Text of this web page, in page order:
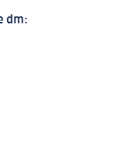
dm: